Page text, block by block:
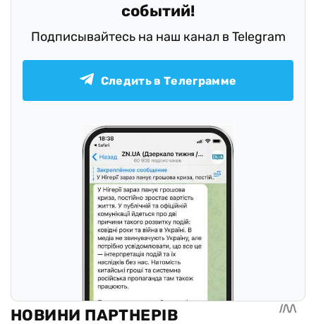
событий!
Подписывайтесь на наш канал в Telegram
Следить в Телеграмме